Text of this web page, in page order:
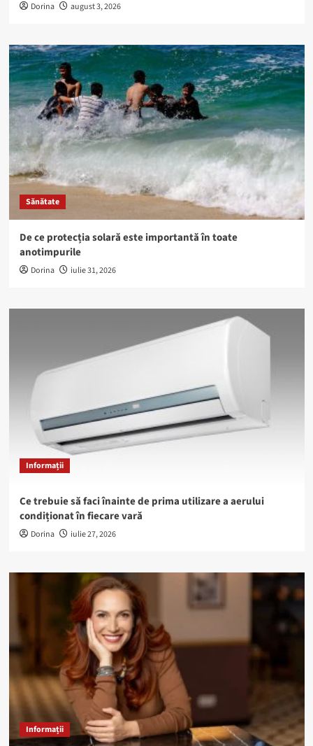
Dorina august 3, 2026
Sănătate
De ce protecția solară este importantă în toate
anotimpurile
Dorina iulie 31, 2026
Informații
Ce trebuie să faci înainte de prima utilizare a aerului
condiționat în fiecare vară
Dorina iulie 27, 2026
Informații